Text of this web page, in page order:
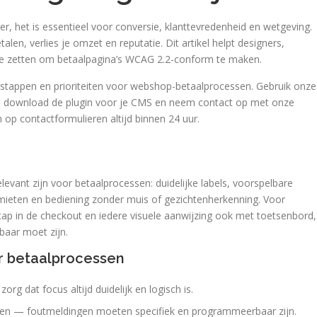
het is essentieel voor conversie, klanttevredenheid en wetgeving.
verlies je omzet en reputatie. Dit artikel helpt designers,
om betaalpagina’s WCAG 2.2-conform te maken.
en prioriteiten voor webshop-betaalprocessen. Gebruik onze
de plugin voor je CMS en neem contact op met onze
contactformulieren altijd binnen 24 uur.
zijn voor betaalprocessen: duidelijke labels, voorspelbare
en bediening zonder muis of gezichtenherkenning. Voor
in de checkout en iedere visuele aanwijzing ook met toetsenbord,
moet zijn.
betaalprocessen
dat focus altijd duidelijk en logisch is.
— foutmeldingen moeten specifiek en programmeerbaar zijn.